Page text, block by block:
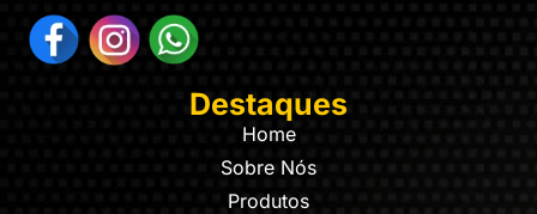
Destaques
Home
Sobre Nós
Produtos